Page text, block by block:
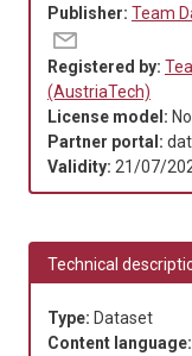
Publisher: Team
Registered by:
(AustriaTech)
License model:
Partner portal:
Validity: 21/07/
Technical
Type: Dataset
Content language: